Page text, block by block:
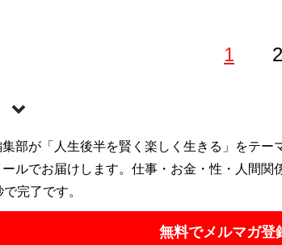
1 2
和歌山県で生まれる。地元の高校を卒業後、
で過ごした。米国で大学を卒業後、某スポ
携わる。現在は、MLBを中心とした野球記事
部が「人生後半を賢く楽しく生きる」をテ
ールでお届けします。仕事・お金・性・人間
完了です。
無料でメルマガ